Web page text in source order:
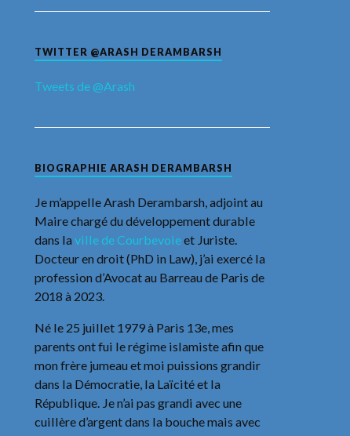
TWITTER @ARASH DERAMBARSH
Tweets de @Arash
BIOGRAPHIE ARASH DERAMBARSH
Je m’appelle Arash Derambarsh, adjoint au
Maire chargé du développement durable
dans laville de Courbevoieet Juriste.
Docteur en droit (PhD in Law), j’ai exercé la
profession d’Avocat au Barreau de Paris de
2018 à 2023.
Né le 25 juillet 1979 à Paris 13e, mes
parents ont fui le régime islamiste afin que
mon frère jumeau et moi puissions grandir
dans la Démocratie, la Laïcité et la
République. Je n’ai pas grandi avec une
cuillère d’argent dans la bouche mais avec